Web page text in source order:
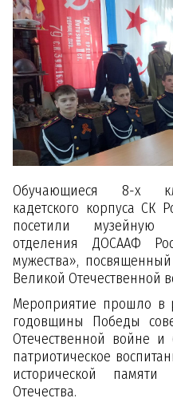
Обучающиеся 8-х
кадетского корпуса СК
посетили музейную
отделения ДОСААФ
мужества»,
Великой Отечественной
Мероприятие прошло в
годовщины Победы
Отечественной войне
патриотическое
исторической
Отечества.